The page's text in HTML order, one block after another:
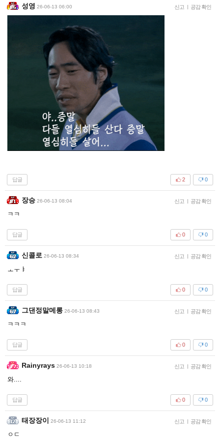
성영 26-06-13 06:00 신고 공감 확인
답글 0
2
장승 26-06-13 08:04 신고 | 공감 확인
ㅋㅋ
답글 0
0
신콜로 26-06-13 08:34 신고 | 공감 확인
ㅗㅜㅑ
답글 0
0
그댄정말메롱 26-06-13 08:43 신고 | 공감 확인
ㅋㅋㅋ
답글 0
0
Rainyrays 26-06-13 10:18 신고 | 공감 확인
와....
답글 0
0
태장장이 26-06-13 11:12 신고 | 공감 확인
ㅇㄷ